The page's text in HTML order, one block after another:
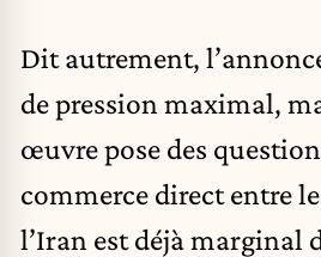
Dit autrement,
de pression maximal,
œuvre pose des
commerce direct entre
l’Iran est déjà marginal